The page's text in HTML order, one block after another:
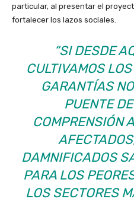
particular, al presentar el
fortalecer los lazos sociales.
“SI DESDE
CULTIVAMOS
GARANTÍAS
PUENTE
COMPRENSIÓN
DAMNIFICADOS
PARA LOS
LOS SECTORES